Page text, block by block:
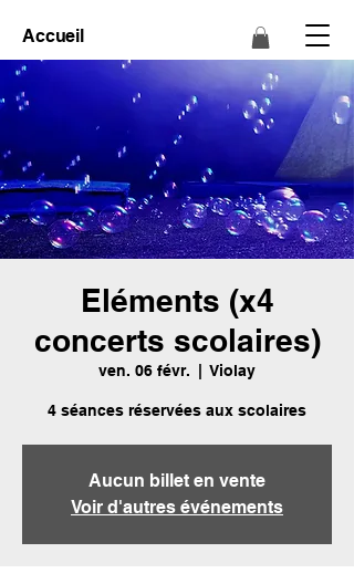
Accueil
Eléments (x4
concerts scolaires)
ven. 06 févr.
  |
Violay
4 séances réservées aux scolaires
Aucun billet en vente
Voir d'autres événements